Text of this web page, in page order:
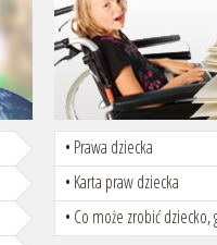
Prawa dziecka
Karta praw dziecka
Co może zrobić dziecko,